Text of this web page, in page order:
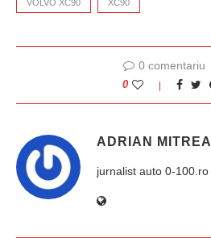
VOLVO XC90 XC90
0 comentariu
0
ADRIAN MITREA
jurnalist auto 0-100.ro